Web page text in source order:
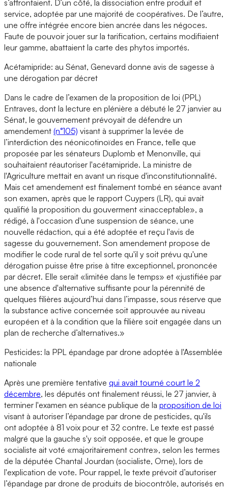
s’affrontaient. D’un côté, la dissociation entre produit et
service, adoptée par une majorité de coopératives. De l’autre,
une offre intégrée encore bien ancrée dans les négoces.
Faute de pouvoir jouer sur la tarification, certains modifiaient
leur gamme, abattaient la carte des phytos importés.
Acétamipride: au Sénat, Genevard donne avis de sagesse à
une dérogation par décret
Dans le cadre de l’examen de la proposition de loi (PPL)
Entraves, dont la lecture en plénière a débuté le 27 janvier au
Sénat, le gouvernement prévoyait de défendre un
amendement (n°105) visant à supprimer la levée de
l’interdiction des néonicotinoïdes en France, telle que
proposée par les sénateurs Duplomb et Menonville, qui
souhaitaient réautoriser l'acétamipride. La ministre de
l'Agriculture mettait en avant un risque d'inconstitutionnalité.
Mais cet amendement est finalement tombé en séance avant
son examen, après que le rapport Cuypers (LR), qui avait
qualifié la proposition du gouverment «inacceptable», a
rédigé, à l'occasion d'une suspension de séance, une
nouvelle rédaction, qui a été adoptée et reçu l'avis de
sagesse du gouvernement. Son amendement propose de
modifier le code rural de tel sorte qu'il y soit prévu qu'une
dérogation puisse être prise à titre exceptionnel, prononcée
par décret. Elle serait «limitée dans le temps» et «justifiée par
une absence d'alternative suffisante pour la pérennité de
quelques filières aujourd’hui dans l’impasse, sous réserve que
la substance active concernée soit approuvée au niveau
européen et à la condition que la filière soit engagée dans un
plan de recherche d’alternatives.»
Pesticides: la PPL épandage par drone adoptée à l'Assemblée
nationale
Après une première tentative qui avait tourné court le 2
décembre, les députés ont finalement réussi, le 27 janvier, à
terminer l'examen en séance publique de la proposition de loi
visant à autoriser l’épandage par drone de pesticides, qu'ils
ont adoptée à 81 voix pour et 32 contre. Le texte est passé
malgré que la gauche s'y soit opposée, et que le groupe
socialiste ait voté «majoritairement contre», selon les termes
de la députée Chantal Jourdan (socialiste, Orne), lors de
l'explication de vote. Pour rappel, le texte prévoit d’autoriser
l’épandage par drone de produits de biocontrôle, autorisés en